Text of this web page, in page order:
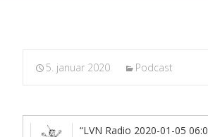
5. januar 2020 Podcast
“LVN Radio 2020-01-05